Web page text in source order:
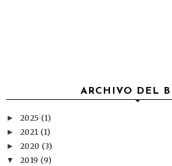
ARCHIVO DEL
► 2025 (1)
► 2021 (1)
► 2020 (3)
▼ 2019 (9)